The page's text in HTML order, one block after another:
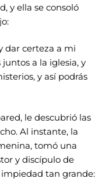
y ella se consoló
dar certeza a mi
a la iglesia, y
y así podrás
le descubrió las
Al instante, la
tomó una
y discípulo de
tan grande: